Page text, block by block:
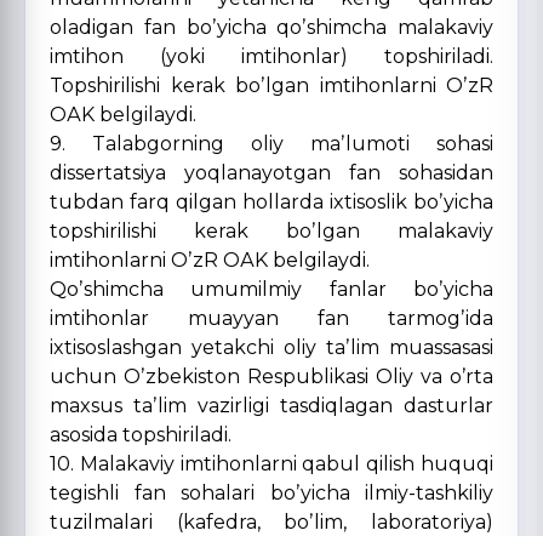
oladigan fan boʼyicha qoʼshimcha malakaviy
imtihon (yoki imtihonlar) topshiriladi.
Topshirilishi kerak boʼlgan imtihonlarni OʼzR
OАK belgilaydi.
9. Talabgorning oliy maʼlumoti sohasi
dissertatsiya yoqlanayotgan fan sohasidan
tubdan farq qilgan hollarda ixtisoslik boʼyicha
topshirilishi kerak boʼlgan malakaviy
imtihonlarni OʼzR OАK belgilaydi.
Qoʼshimcha umumilmiy fanlar boʼyicha
imtihonlar muayyan fan tarmogʼida
ixtisoslashgan yetakchi oliy taʼlim muassasasi
uchun Oʼzbekiston Respublikasi Oliy va oʼrta
maxsus taʼlim vazirligi tasdiqlagan dasturlar
asosida topshiriladi.
10. Malakaviy imtihonlarni qabul qilish huquqi
tegishli fan sohalari boʼyicha ilmiy-tashkiliy
tuzilmalari (kafedra, boʼlim, laboratoriya)